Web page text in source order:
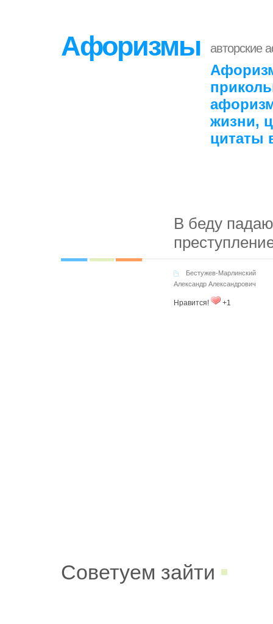
Афоризмы авторские
жизни,
цитаты
В беду
Бестужев-Марлинский
Александр Александрович
Нравится! +1
Советуем зайти